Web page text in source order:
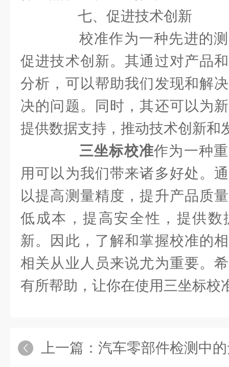
七、促进技术创新
校准作为一种先进的测
促进技术创新。其通过对产品
分析，可以帮助我们发现和解
决的问题。同时，其还可以为
提供数据支持，推动技术创新和
三坐标校准作为一种
用可以为我们带来诸多好处。
以提高测量精度，提升产品质
低成本，提高安全性，提供数
新。因此，了解和掌握校准的
相关从业人员来说尤为重要。
有所帮助，让你在使用三坐标校
上一篇： 汽车零部件检测中